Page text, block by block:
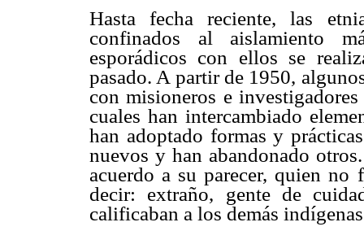
Hasta fecha reciente, las
confinados al aislamiento
esporádicos con ellos se
pasado. A partir de 1950,
con misioneros e
cuales han intercambiado
han adoptado formas y
nuevos y han abandonado
acuerdo a su parecer, quien no
decir: extraño, gente de
calificaban a los demás